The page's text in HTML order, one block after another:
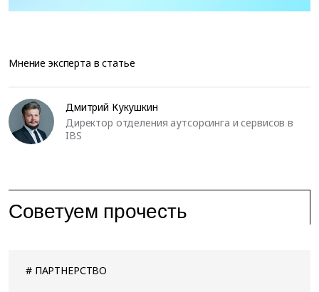
Мнение эксперта в статье
Дмитрий Кукушкин
Директор отделения аутсорсинга и сервисов в
IBS
Советуем прочесть
ПАРТНЕРСТВО